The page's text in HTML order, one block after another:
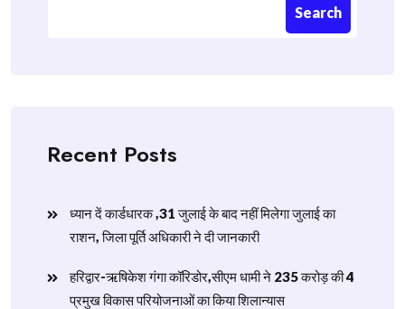
Search
Recent Posts
ध्यान दें कार्डधारक ,31 जुलाई के बाद नहीं मिलेगा जुलाई का
राशन, जिला पूर्ति अधिकारी ने दी जानकारी
हरिद्वार-ऋषिकेश गंगा कॉरिडोर,सीएम धामी ने 235 करोड़ की 4
प्रमुख विकास परियोजनाओं का किया शिलान्यास